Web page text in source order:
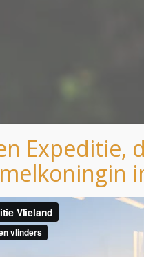
Expeditie,